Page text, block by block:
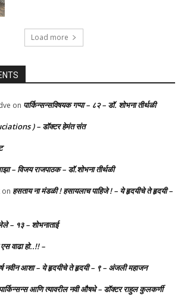
Load more
on पार्किन्सन्सविषयक गप्पा – ८२ – डॉ. शोभना तीर्थळी
) – डॉक्टर हेमंत संत
– विजय राजपाठक – डॉ.शोभना तीर्थळी
on हसताय ना मंडळी‌ ! हसायलाच पाहिजे ! – ये हृदयीचे ते हृदयी –
– १३ – शोभनाताई
वाढा हो..!! –
नवीन आशा – ये हृदयीचे ते हृदयी – ९ – अंजली महाजन
पार्किन्सन्स आणि त्यावरील नवी औषधे – डॉक्टर राहुल कुलकर्णी